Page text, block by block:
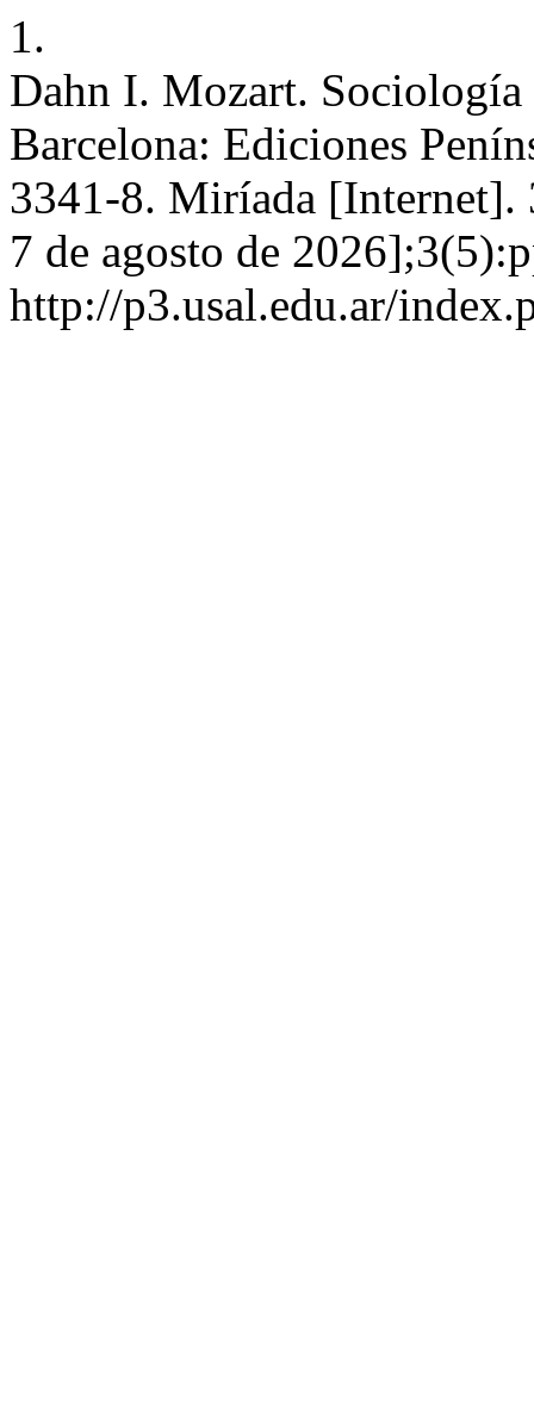
1.
Dahn I. Mozart.
Barcelona: Ediciones
3341-8. Miríada [Internet].
7 de agosto de
http://p3.usal.edu.ar/